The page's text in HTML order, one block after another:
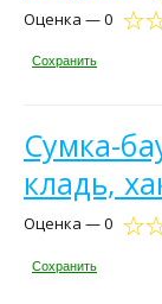
Оценка — 0
Сохранить
Сумка-
кладь,
Оценка — 0
Сохранить